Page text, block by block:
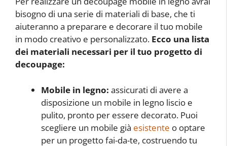
bisogno di una serie di materiali di base, che ti
aiuteranno a preparare e decorare il tuo mobile
in modo creativo e personalizzato. Ecco una lista
dei materiali necessari per il tuo progetto di
decoupage:
Mobile in legno: assicurati di avere a
disposizione un mobile in legno liscio e
pulito, pronto per essere decorato. Puoi
scegliere un mobile già esistente o optare
per un progetto fai-da-te, costruendo tu